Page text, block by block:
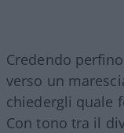
Credendo
verso un
chiedergli quale
Con tono tra il